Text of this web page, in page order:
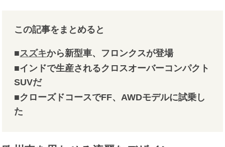
この記事をまとめると
■スズキから新型車、フロンクスが登場
■インドで生産されるクロスオーバーコンパクト
SUVだ
■クローズドコースでFF、AWDモデルに試乗し
た